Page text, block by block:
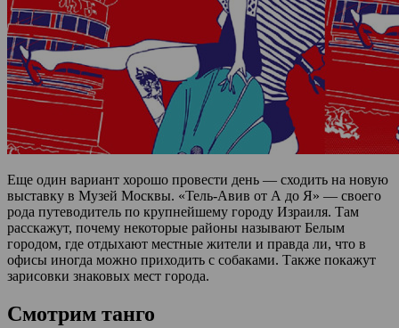
Еще один вариант хорошо провести день — сходить на новую
выставку в Музей Москвы. «Тель-Авив от А до Я» — своего
рода путеводитель по крупнейшему городу Израиля. Там
расскажут, почему некоторые районы называют Белым
городом, где отдыхают местные жители и правда ли, что в
офисы иногда можно приходить с собаками. Также покажут
зарисовки знаковых мест города.
Смотрим танго